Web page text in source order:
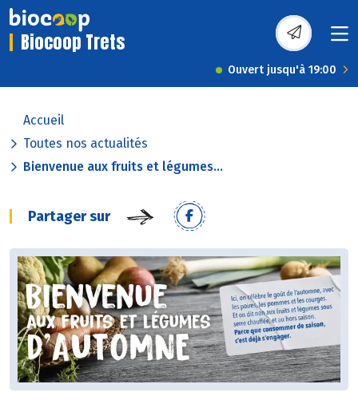
Biocoop Trets
Ouvert jusqu'à 19:00
Accueil
Toutes nos actualités
Bienvenue aux fruits et légumes...
Partager sur